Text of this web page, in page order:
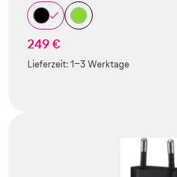
249 €
Lieferzeit:1-3 Werktage